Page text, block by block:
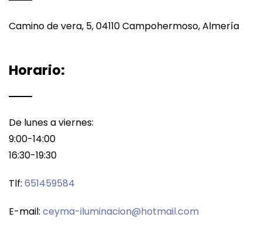
Camino de vera, 5, 04110 Campohermoso, Almería
Horario:
De lunes a viernes:
9:00-14:00
16:30-19:30
Tlf: 651459584
E-mail: ceyma-iluminacion@hotmail.com